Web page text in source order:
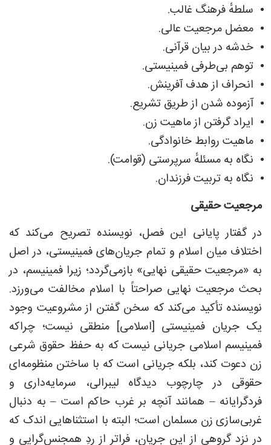
سلطهٔ فرهنگ غالب.
معضل مرجعیت عالی.
خدشه در بیان قرآنی.
توهم بی‌طرفی فمینیستی.
انحراف از هدف آفرینش.
آزموده شدن از طریق تشریع.
ایراد گرفتن از ماهیت زن.
ماهیت روابط خانوادگی.
نگاه به مسئلهٔ سرپرستی (قوامت).
نگاه به تربیت فرزندان.
مرجعیت حقیقی
در گفتار پایانی این فصل، نویسنده تصریح می‌کند که
اختلاف میان اسلام و تمام جریان‌های فمینیستی، در اصل
به «مرجعیت حقیقی نهایی» بازمی‌گردد؛ زیرا فمینیسم، در
بحث مرجعیت نهایی صراحتاً با اسلام مخالفت می‌ورزد.
نویسنده تأکید می‌کند که سخن گفتن از مشروعیت وجود
یک جریان فمینیستی [اسلامی] منطقی نیست؛ چراکه
فمینیسم اسلامی جریانی نیست که به حفظ حقوق شرعی
زن دعوت کند، بلکه جریانی است که با ساختن منظومه‌ای
حقوقی در چارچوب دیدگاه لیبرالی، سرمایه‌داری و
فردگرایانه – همانند آنچه بر غرب حاکم است – به دنبال
غربی‌سازی زن مسلمان است؛ البته با استثناهایی اندک که
در نزد گروهی از این جریان، فراتر از ردِ همجنس‌گرایی و